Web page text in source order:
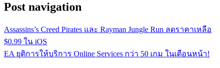
Post navigation
Assassins’s Creed Pirates และ Rayman Jungle Run ลดราคาเหลือ
$0.99 ใน iOS
EA ยุติการให้บริการ Online Services กว่า 50 เกม ในเดือนหน้า!